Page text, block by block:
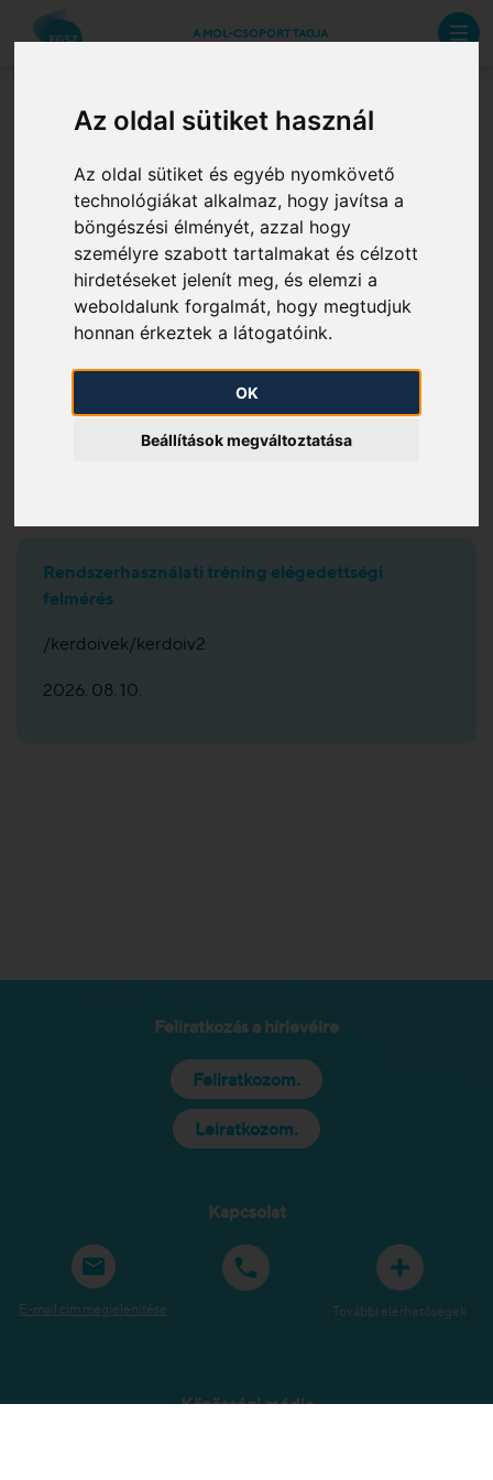
Az oldal sütiket használ
Az oldal sütiket és egyéb nyomkövető
technológiákat alkalmaz, hogy javítsa a
böngészési élményét, azzal hogy
személyre szabott tartalmakat és célzott
hirdetéseket jelenít meg, és elemzi a
weboldalunk forgalmát, hogy megtudjuk
honnan érkeztek a látogatóink.
OK
Beállítások megváltoztatása
A MOL-CSOPORT TAGJA
Kérdőíveink
Földgázszállító Zrt.
Kérdőívek
FGSZ Zrt. Hálózat- és Rendszerirányítás Kalibráló
Rendszerhasználati tréning elégedettségi
felmérés
/kerdoivek/kerdoiv2
2026. 08. 10.
Feliratkozás a hírlevélre
Feliratkozom.
Leiratkozom.
Kapcsolat
E-mail cím megjelenítése További elérhetőségek
Közösségi média